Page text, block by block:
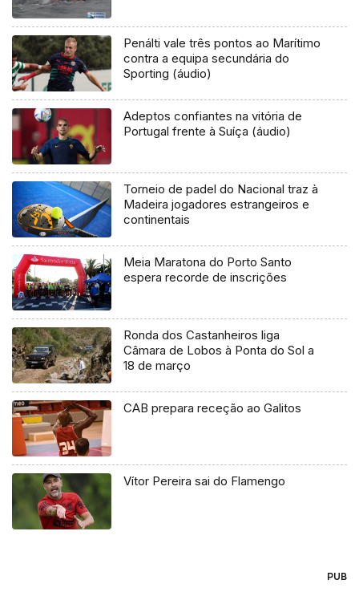
Penálti vale três pontos ao Marítimo
contra a equipa secundária do
Sporting (áudio)
Adeptos confiantes na vitória de
Portugal frente à Suíça (áudio)
Torneio de padel do Nacional traz à
Madeira jogadores estrangeiros e
continentais
Meia Maratona do Porto Santo
espera recorde de inscrições
Ronda dos Castanheiros liga
Câmara de Lobos à Ponta do Sol a
18 de março
CAB prepara receção ao Galitos
Vítor Pereira sai do Flamengo
PUB